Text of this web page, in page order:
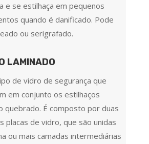
e se estilhaça em pequenos
quando é danificado. Pode
ou serigrafado.
LAMINADO
de vidro de segurança que
em conjunto os estilhaços
quebrado. É composto por duas
placas de vidro, que são unidas
ou mais camadas intermediárias